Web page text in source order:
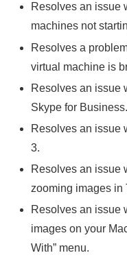
Resolves an issue
machines not
Resolves a
virtual machine is
Resolves an issue
Skype for Business.
Resolves an issue
3.
Resolves an issue
zooming images in
Resolves an issue
images on your
With” menu.